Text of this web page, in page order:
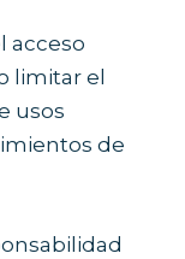
acceso
limitar el
usos
de